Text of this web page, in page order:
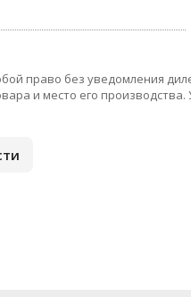
право без уведомления
и место его